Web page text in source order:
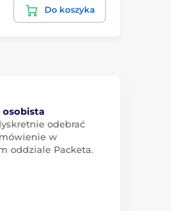
Do koszyka
osobista
odebrać
w
oddziale Packeta.